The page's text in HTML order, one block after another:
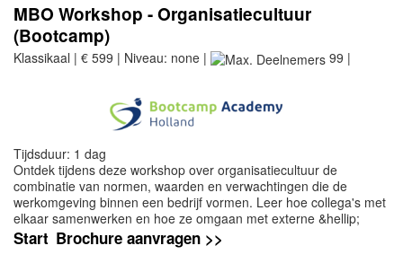
MBO Workshop - Organisatiecultuur
(Bootcamp)
Klassikaal | € 599 | Niveau: none | 99 |
Tijdsduur: 1 dag
Ontdek tijdens deze workshop over organisatiecultuur de
combinatie van normen, waarden en verwachtingen die de
werkomgeving binnen een bedrijf vormen. Leer hoe collega's met
elkaar samenwerken en hoe ze omgaan met externe &hellip;
Start Brochure aanvragen >>